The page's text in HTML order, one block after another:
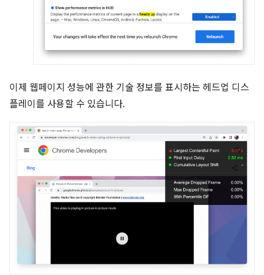
이제 웹페이지 성능에 관한 기술 정보를 표시하는 헤드업 디스
플레이를 사용할 수 있습니다.